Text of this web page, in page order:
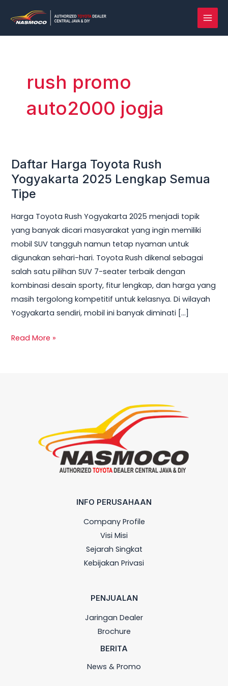
konten
rush promo
auto2000 jogja
Daftar Harga Toyota Rush
Yogyakarta 2025 Lengkap Semua
Tipe
Harga Toyota Rush Yogyakarta 2025 menjadi topik
yang banyak dicari masyarakat yang ingin memiliki
mobil SUV tangguh namun tetap nyaman untuk
digunakan sehari-hari. Toyota Rush dikenal sebagai
salah satu pilihan SUV 7-seater terbaik dengan
kombinasi desain sporty, fitur lengkap, dan harga yang
masih tergolong kompetitif untuk kelasnya. Di wilayah
Yogyakarta sendiri, mobil ini banyak diminati […]
Daftar
Harga
Toyota
Yogyakarta
2025
Lengkap
Semua
Tipe
Read More »
INFO PERUSAHAAN
Company Profile
Visi Misi
Sejarah Singkat
Kebijakan Privasi
PENJUALAN
Jaringan Dealer
Brochure
BERITA
News & Promo